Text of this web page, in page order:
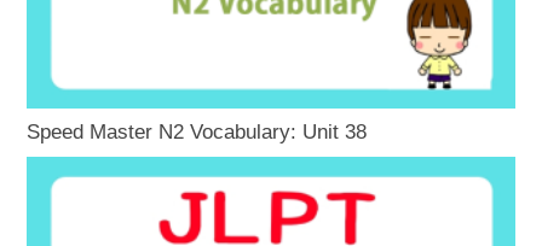
Speed Master N2 Vocabulary: Unit 38